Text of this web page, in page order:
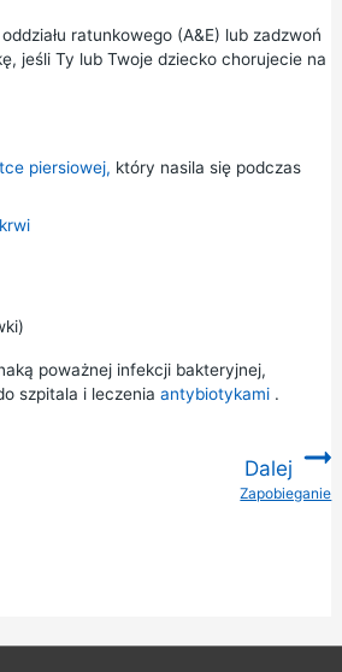
ratunkowego (A&E) lub zadzwoń
jeśli Ty lub Twoje dziecko chorujecie na
piersiowej, który nasila się podczas
poważnej infekcji bakteryjnej,
szpitala i leczenia antybiotykami.
Dalej
Zapobieganie